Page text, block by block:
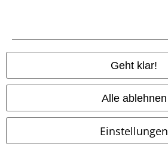
Geht klar!
Alle ablehnen
Einstellungen